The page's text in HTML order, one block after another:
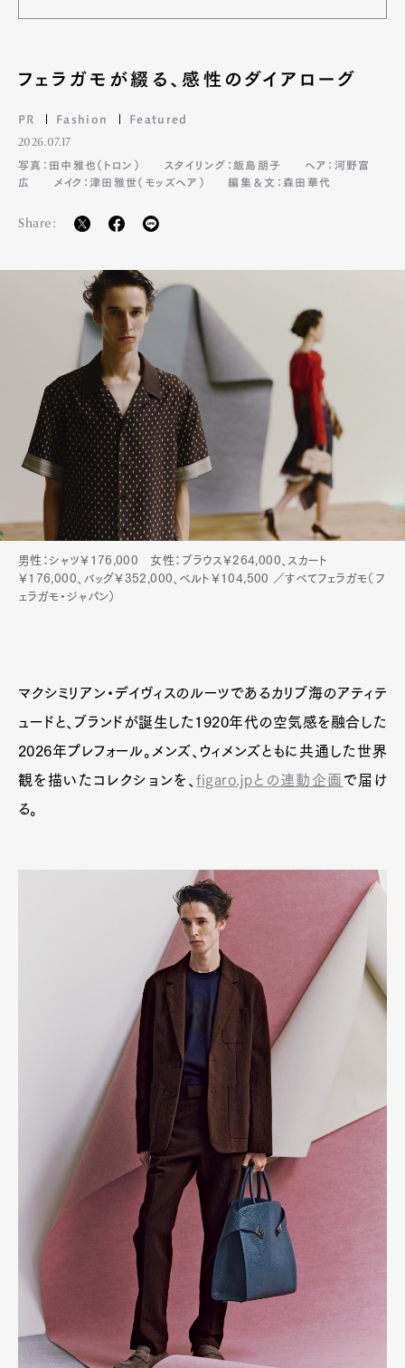
フェラガモが綴る、感性のダイアローグ
PR Fashion Featured
2026.07.17
写真：田中雅也（トロン）
スタイリング：飯島朋子
ヘア：河野富
広
メイク：津田雅世（モッズヘア） 編集＆文：森田華代
Share:
男性：シャツ￥176,000 女性：ブラウス￥264,000、スカート
￥176,000、バッグ￥352,000、ベルト￥104,500 ／すべてフェラガモ（フ
ェラガモ・ジャパン）
マクシミリアン・デイヴィスのルーツであるカリブ海のアティテ
ュードと、ブランドが誕生した1920年代の空気感を融合した
2026年プレフォール。メンズ、ウィメンズともに共通した世界
観を描いたコレクションを、figaro.jpとの連動企画 で届け
る。